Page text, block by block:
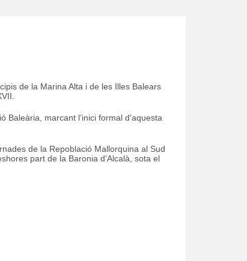
de la Marina Alta i de les Illes Balears
Baleària, marcant l’inici formal d’aquesta
de la Repoblació Mallorquina al Sud
part de la Baronia d’Alcalà, sota el